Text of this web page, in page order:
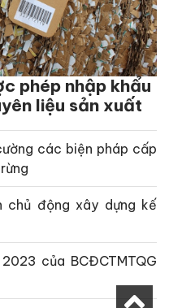
phép nhập khẩu
liệu sản xuất
các biện pháp cấp
động xây dựng kế
của BCĐCTMTQG